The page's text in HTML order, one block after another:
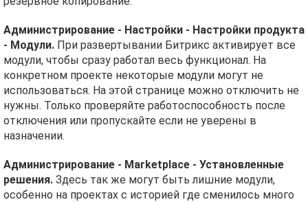
Администрирование - Настройки - Настройки продукта
- Модули. При развертывании Битрикс активирует все
модули, чтобы сразу работал весь функционал. На
конкретном проекте некоторые модули могут не
использоваться. На этой странице можно отключить не
нужны. Только проверяйте работоспособность после
отключения или пропускайте если не уверены в
назначении.
Администрирование - Marketplace - Установленные
решения. Здесь так же могут быть лишние модули,
особенно на проектах с историей где сменилось много